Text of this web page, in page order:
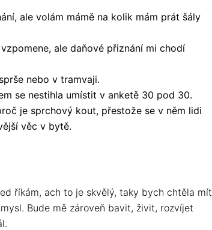
ale volám mámě na kolik mám prát šály
ale daňové přiznání mi chodí
nebo v tramvaji.
se nestihla umístit v anketě 30 pod 30.
je sprchový kout, přestože se v něm lidi
věc v bytě.
říkám, ach to je skvělý, taky bych chtěla mít
Bude mě zároveň bavit, živit, rozvíjet